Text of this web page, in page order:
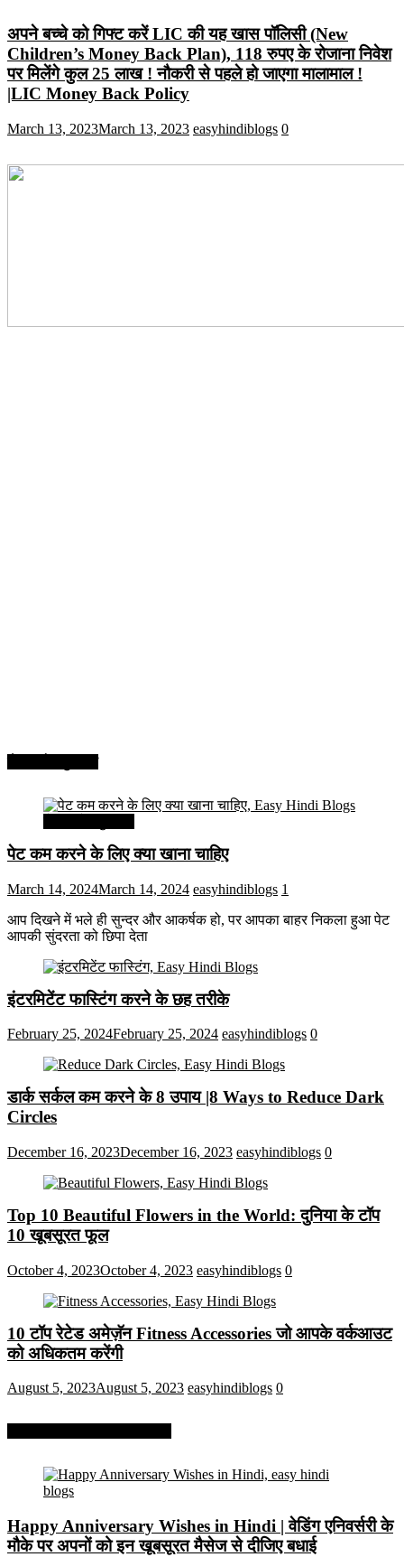
अपने बच्चे को गिफ्ट करें LIC की यह खास पॉलिसी (New
Children’s Money Back Plan), 118 रुपए के रोजाना निवेश
पर मिलेंगे कुल 25 लाख ! नौकरी से पहले हो जाएगा मालामाल !
|LIC Money Back Policy
March 13, 2023March 13, 2023 easyhindiblogs 0
पेट कम करने के लिए क्या खाना चाहिए
March 14, 2024March 14, 2024 easyhindiblogs 1
आप दिखने में भले ही सुन्दर और आकर्षक हो, पर आपका बाहर निकला हुआ पेट
आपकी सुंदरता को छिपा देता
इंटरमिटेंट फास्टिंग करने के छह तरीके
February 25, 2024February 25, 2024 easyhindiblogs 0
डार्क सर्कल कम करने के 8 उपाय |8 Ways to Reduce Dark
Circles
December 16, 2023December 16, 2023 easyhindiblogs 0
Top 10 Beautiful Flowers in the World: दुनिया के टॉप
10 खूबसूरत फूल
October 4, 2023October 4, 2023 easyhindiblogs 0
10 टॉप रेटेड अमेज़ॅन Fitness Accessories जो आपके वर्कआउट
को अधिकतम करेंगी
August 5, 2023August 5, 2023 easyhindiblogs 0
Happy Anniversary Wishes in Hindi | वेडिंग एनिवर्सरी के
मौके पर अपनों को इन खूबसूरत मैसेज से दीजिए बधाई